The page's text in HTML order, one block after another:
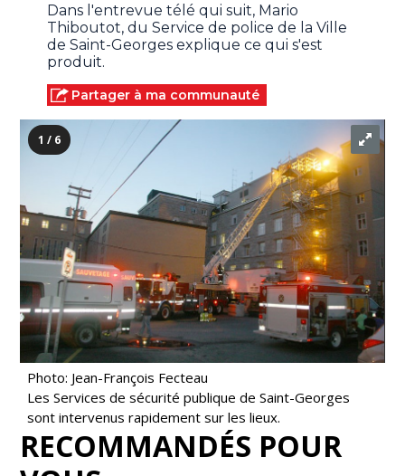
Dans l'entrevue télé qui suit, Mario
Thiboutot, du Service de police de la Ville
de Saint-Georges explique ce qui s'est
produit.
Partager à ma communauté
1 / 6
Photo: Jean-François Fecteau
Les Services de sécurité publique de Saint-Georges
sont intervenus rapidement sur les lieux.
RECOMMANDÉS POUR